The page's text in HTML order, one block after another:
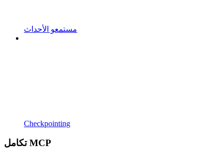
مستمعو الأحداث
Checkpointing
تكامل MCP